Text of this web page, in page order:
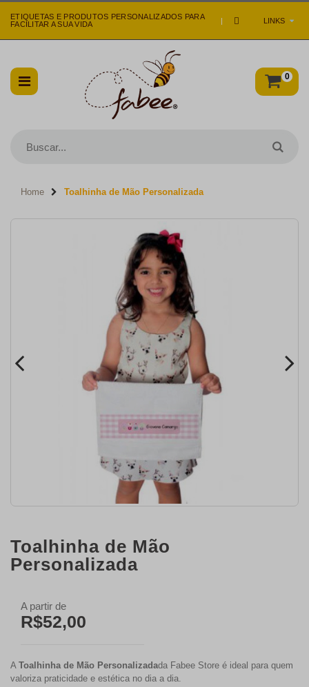
LINKS
ETIQUETAS E PRODUTOS PERSONALIZADOS PARA
FACILITAR A SUA VIDA
|
0
Home Toalhinha de Mão Personalizada
Toalhinha de Mão
Personalizada
A partir de
R$52,00
A Toalhinha de Mão Personalizadada Fabee Store é ideal para quem
valoriza praticidade e estética no dia a dia.